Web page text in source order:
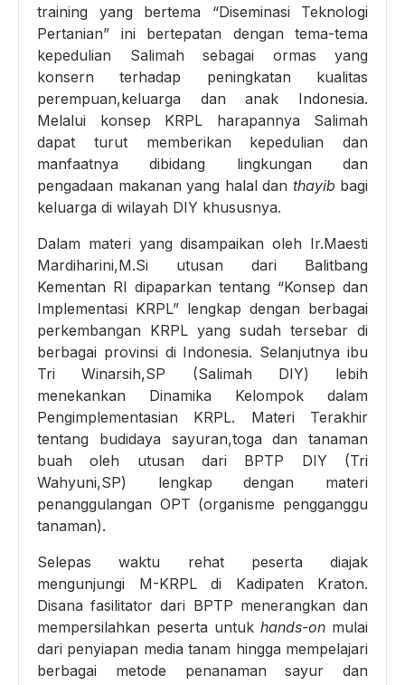
training yang bertema “Diseminasi Teknologi
Pertanian” ini bertepatan dengan tema-tema
kepedulian Salimah sebagai ormas yang
konsern terhadap peningkatan kualitas
perempuan,keluarga dan anak Indonesia.
Melalui konsep KRPL harapannya Salimah
dapat turut memberikan kepedulian dan
manfaatnya dibidang lingkungan dan
pengadaan makanan yang halal dan thayib bagi
keluarga di wilayah DIY khususnya.
Dalam materi yang disampaikan oleh Ir.Maesti
Mardiharini,M.Si utusan dari Balitbang
Kementan RI dipaparkan tentang “Konsep dan
Implementasi KRPL” lengkap dengan berbagai
perkembangan KRPL yang sudah tersebar di
berbagai provinsi di Indonesia. Selanjutnya ibu
Tri Winarsih,SP (Salimah DIY) lebih
menekankan Dinamika Kelompok dalam
Pengimplementasian KRPL. Materi Terakhir
tentang budidaya sayuran,toga dan tanaman
buah oleh utusan dari BPTP DIY (Tri
Wahyuni,SP) lengkap dengan materi
penanggulangan OPT (organisme pengganggu
tanaman).
Selepas waktu rehat peserta diajak
mengunjungi M-KRPL di Kadipaten Kraton.
Disana fasilitator dari BPTP menerangkan dan
mempersilahkan peserta untuk hands-on mulai
dari penyiapan media tanam hingga mempelajari
berbagai metode penanaman sayur dan